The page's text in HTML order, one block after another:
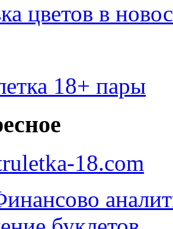
цветов в
18+ пары
18.com